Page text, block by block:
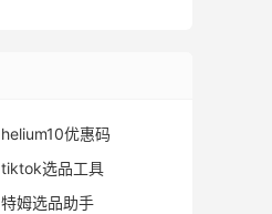
helium10优惠码
tiktok选品工具
特姆选品助手